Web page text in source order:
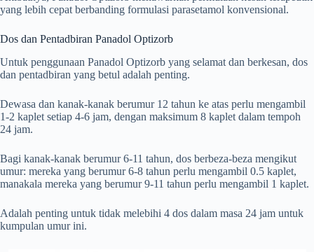
yang lebih cepat berbanding formulasi parasetamol konvensional.
Dos dan Pentadbiran Panadol Optizorb
Untuk penggunaan Panadol Optizorb yang selamat dan berkesan, dos
dan pentadbiran yang betul adalah penting.
Dewasa dan kanak-kanak berumur 12 tahun ke atas perlu mengambil
1-2 kaplet setiap 4-6 jam, dengan maksimum 8 kaplet dalam tempoh
24 jam.
Bagi kanak-kanak berumur 6-11 tahun, dos berbeza-beza mengikut
umur: mereka yang berumur 6-8 tahun perlu mengambil 0.5 kaplet,
manakala mereka yang berumur 9-11 tahun perlu mengambil 1 kaplet.
Adalah penting untuk tidak melebihi 4 dos dalam masa 24 jam untuk
kumpulan umur ini.